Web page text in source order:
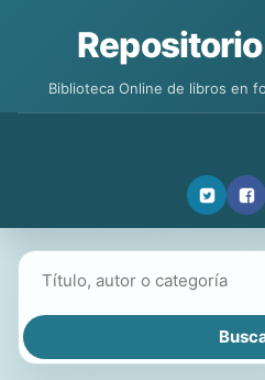
Biblioteca Online de libros en